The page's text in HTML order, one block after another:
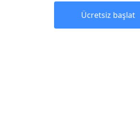
Ücretsiz başlat